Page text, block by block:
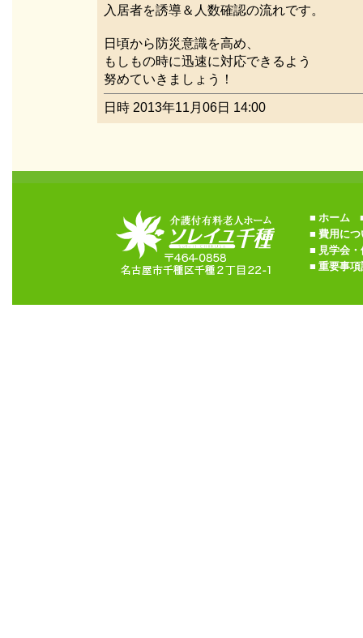
入居者を誘導＆人数確認の流れです。
日頃から防災意識を高め、
もしもの時に迅速に対応できるよう
努めていきましょう！
日時 2013年11月06日 14:00
■ ホーム
■ 費用につ
■ 見学会
■ 重要事項